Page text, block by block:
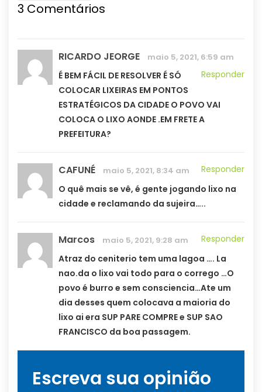
3 Comentários
RICARDO JEORGE maio 5, 2021, 6:59 am
Responder
É BEM FÁCIL DE RESOLVER É SÓ
COLOCAR LIXEIRAS EM PONTOS
ESTRATÉGICOS DA CIDADE O POVO VAI
COLOCA O LIXO AONDE .EM FRETE A
PREFEITURA?
CAFUNÉ maio 5, 2021, 8:34 am
Responder
O quê mais se vê, é gente jogando lixo na
cidade e reclamando da sujeira…..
Marcos maio 5, 2021, 9:28 am
Responder
Atraz do ceniterio tem uma lagoa …. La
nao.da o lixo vai todo para o corrego …O
povo é burro e sem consciencia…Ate um
dia desses quem colocava a maioria do
lixo ai era SUP PARE COMPRE e SUP SAO
FRANCISCO da boa passagem.
Escreva sua opinião